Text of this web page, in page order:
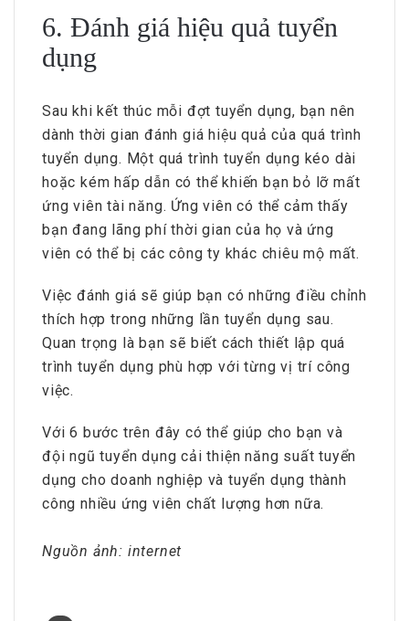
6. Đánh giá hiệu quả tuyển
dụng
Sau khi kết thúc mỗi đợt tuyển dụng, bạn nên
dành thời gian đánh giá hiệu quả của quá trình
tuyển dụng. Một quá trình tuyển dụng kéo dài
hoặc kém hấp dẫn có thể khiến bạn bỏ lỡ mất
ứng viên tài năng. Ứng viên có thể cảm thấy
bạn đang lãng phí thời gian của họ và ứng
viên có thể bị các công ty khác chiêu mộ mất.
Việc đánh giá sẽ giúp bạn có những điều chỉnh
thích hợp trong những lần tuyển dụng sau.
Quan trọng là bạn sẽ biết cách thiết lập quá
trình tuyển dụng phù hợp với từng vị trí công
việc.
Với 6 bước trên đây có thể giúp cho bạn và
đội ngũ tuyển dụng cải thiện năng suất tuyển
dụng cho doanh nghiệp và tuyển dụng thành
công nhiều ứng viên chất lượng hơn nữa.
Nguồn ảnh: internet